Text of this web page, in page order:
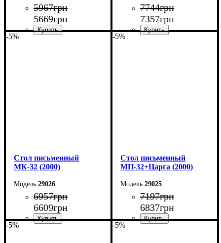
5967грн
5669грн
7744грн
7357грн
-5%
Cтол письменный
МК-32 (2000)
29026
6957грн
6609грн
-5%
Cтол письменный
МП-32+Царга (2000)
29025
7197грн
6837грн
-5% -5%